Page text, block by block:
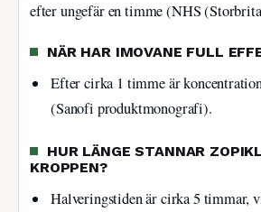
efter ungefär en timme (NHS
NÄR HAR IMOVANE FULL
Efter cirka 1 timme är
(Sanofi produktmonografi).
HUR LÄNGE STANNAR
KROPPEN?
Halveringstiden är cirka 5 timmar,